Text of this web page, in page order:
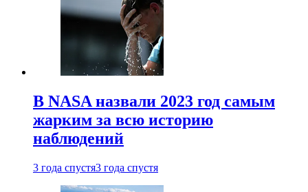
В NASA назвали 2023 год самым
жарким за всю историю
наблюдений
3 года спустя3 года спустя